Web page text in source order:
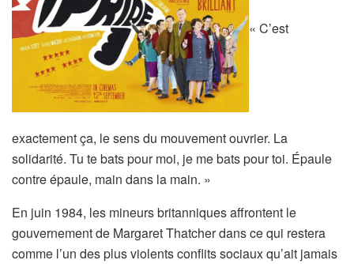
« C’est
exactement ça, le sens du mouvement ouvrier. La
solidarité. Tu te bats pour moi, je me bats pour toi. Épaule
contre épaule, main dans la main. »
En juin 1984, les mineurs britanniques affrontent le
gouvernement de Margaret Thatcher dans ce qui restera
comme l’un des plusviolentsconflits sociaux qu’ait jamais